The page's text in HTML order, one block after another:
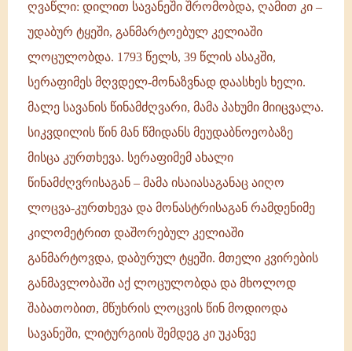
ღვაწლი: დილით სავანეში შრომობდა, ღამით კი –
უდაბურ ტყეში, განმარტოებულ კელიაში
ლოცულობდა. 1793 წელს, 39 წლის ასაკში,
სერაფიმეს მღვდელ-მონაზვნად დაასხეს ხელი.
მალე სავანის წინამძღვარი, მამა პახუმი მიიცვალა.
სიკვდილის წინ მან წმიდანს მეუდაბნოეობაზე
მისცა კურთხევა. სერაფიმემ ახალი
წინამძღვრისაგან – მამა ისაიასაგანაც აიღო
ლოცვა-კურთხევა და მონასტრისაგან რამდენიმე
კილომეტრით დაშორებულ კელიაში
განმარტოვდა, დაბურულ ტყეში. მთელი კვირების
განმავლობაში აქ ლოცულობდა და მხოლოდ
შაბათობით, მწუხრის ლოცვის წინ მოდიოდა
სავანეში, ლიტურგიის შემდეგ კი უკანვე